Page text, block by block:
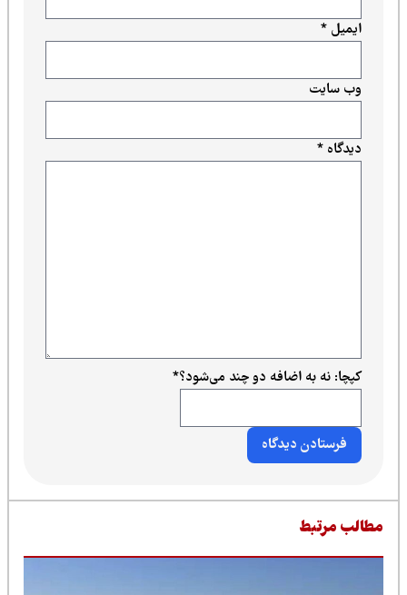
دیدگاه*
ایمیل*
وب‌ سایت
کپچا: نه به اضافه دو چند می‌شود؟*
مرتبط